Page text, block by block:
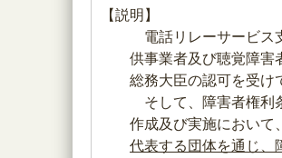
【説明】
電話リレーサービス
供事業者及び聴覚障害
総務大臣の認可を受け
そして、障害者権利
作成及び実施において
代表する団体を通じ、